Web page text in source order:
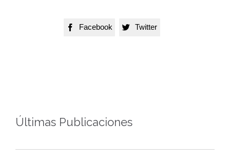
 Facebook  Twitter
Últimas Publicaciones